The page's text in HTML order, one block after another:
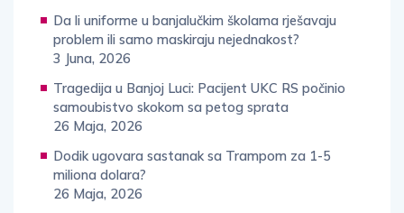
Da li uniforme u banjalučkim školama rješavaju
problem ili samo maskiraju nejednakost?
3 Juna, 2026
Tragedija u Banjoj Luci: Pacijent UKC RS počinio
samoubistvo skokom sa petog sprata
26 Maja, 2026
Dodik ugovara sastanak sa Trampom za 1-5
miliona dolara?
26 Maja, 2026